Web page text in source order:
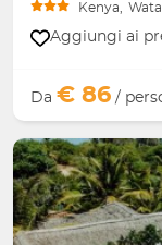
Kenya
Aggiungi ai
Da € 86 /